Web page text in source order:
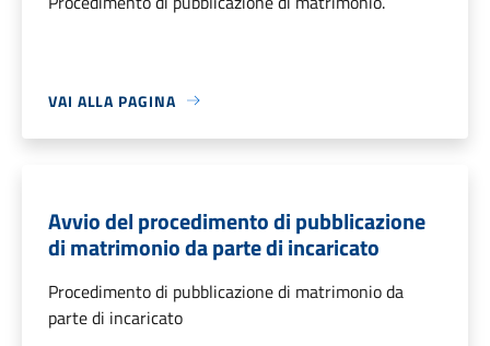
VAI ALLA PAGINA
Avvio del procedimento di pubblicazione
di matrimonio da parte di incaricato
Procedimento di pubblicazione di matrimonio da
parte di incaricato